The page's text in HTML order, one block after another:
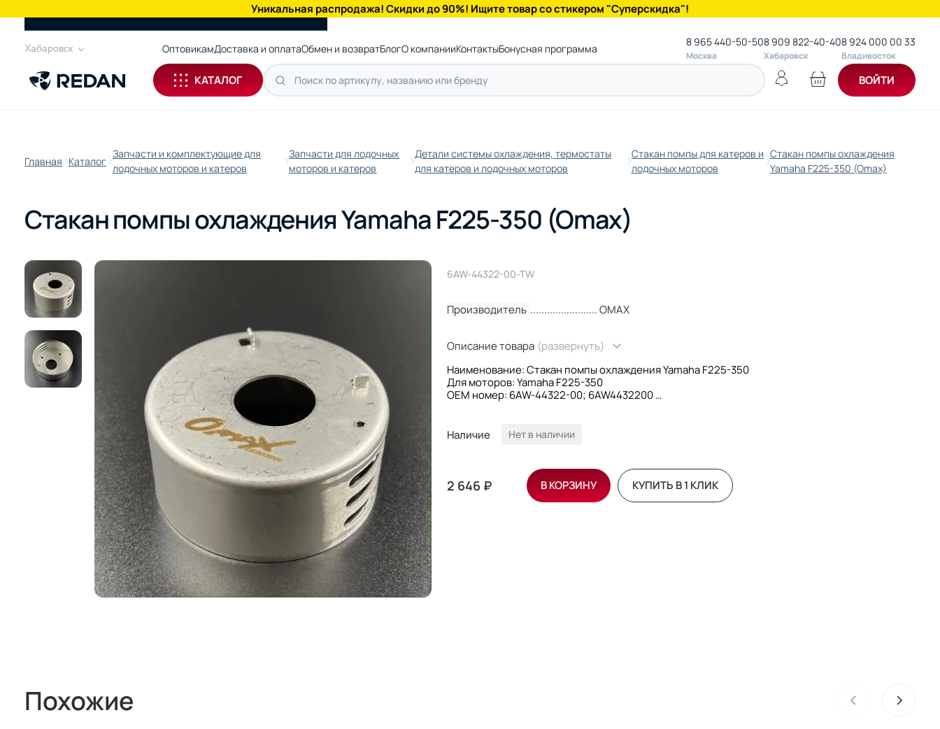
Уникальная распродажа! Скидки до 90%! Ищите товар со стикером "Суперскидка"!
Хабаровск ОптовикамДоставка и оплатаОбмен и возвратБлогО компанииКонтактыБонусная программа 8 965 440-50-50
Москва
8 909 822-40-40
Хабаровск
8 924 000 00 33
Владивосток
КАТАЛОГ ВОЙТИ
Главная Каталог
Запчасти и комплектующие для
лодочных моторов и катеров
Запчасти для лодочных
моторов и катеров
Детали системы охлаждения, термостаты
для катеров и лодочных моторов
Стакан помпы для катеров и
лодочных моторов
Стакан помпы охлаждения
Yamaha F225-350 (Omax)
Стакан помпы охлаждения Yamaha F225-350 (Omax)
6AW-44322-00-TW
Производитель OMAX
Описание товара (развернуть)
Наименование: Стакан помпы охлаждения Yamaha F225-350
Для моторов: Yamaha F225-350
OEM номер: 6AW-44322-00; 6AW4432200
Наличие
Нет в наличии
2 646 ₽ В КОРЗИНУ КУПИТЬ В 1 КЛИК
Похожие